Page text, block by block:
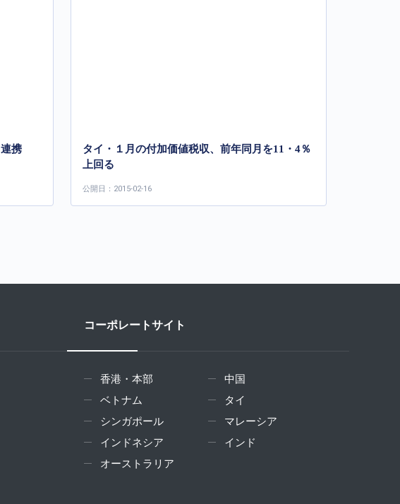
携
タイ・１月の付加価値税収、前年同月を11・4％
上回る
公開日：2015-02-16
コーポレートサイト
香港・本部
中国
ベトナム
タイ
シンガポール
マレーシア
インドネシア
インド
オーストラリア